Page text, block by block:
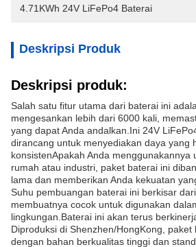
4.71KWh 24V LiFePo4 Baterai
Deskripsi Produk
Deskripsi produk:
Salah satu fitur utama dari baterai ini
mengesankan lebih dari 6000 kali,
yang dapat Anda andalkan.Ini 24V
dirancang untuk menyediakan daya yang
konsistenApakah Anda menggunakannya
rumah atau industri, paket baterai ini
lama dan memberikan Anda kekuatan
Suhu pembuangan baterai ini berkisar dari
membuatnya cocok untuk digunakan
lingkungan.Baterai ini akan terus
Diproduksi di Shenzhen/HongKong, paket
dengan bahan berkualitas tinggi dan